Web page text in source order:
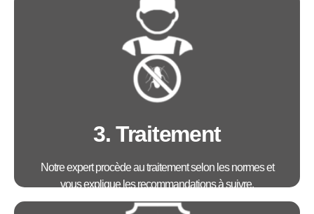
Avantages :
Mise en place d'une stratégie de traitement sur
3. Traitement
Notre expert procède au traitement selon les normes et
vous explique les recommandations à suivre.